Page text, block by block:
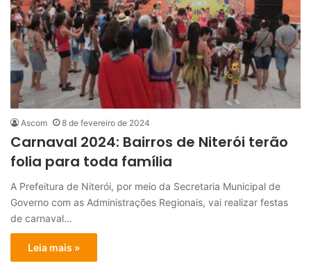
Ascom 8 de fevereiro de 2024
Carnaval 2024: Bairros de Niterói terão
folia para toda família
A Prefeitura de Niterói, por meio da Secretaria Municipal de
Governo com as Administrações Regionais, vai realizar festas
de carnaval…
Leia mais »